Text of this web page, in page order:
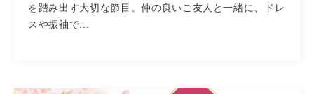
を踏み出す大切な節目。仲の良いご友人と一緒に、ドレ
スや振袖で...